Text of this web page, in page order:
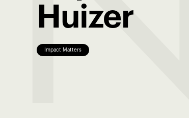
Huizer
Impact Matters